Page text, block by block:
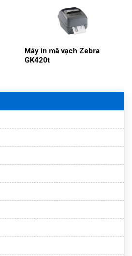
Máy in mã vạch Zebra
GK420t